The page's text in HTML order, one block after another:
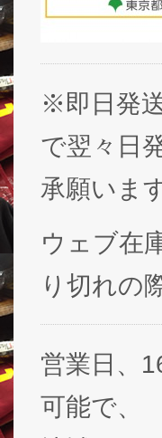
※即日発
で翌々日
承願いま
ウェブ在
り切れの
営業日、
可能で、